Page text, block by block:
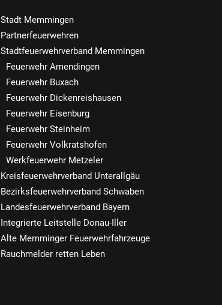
Stadt Memmingen
Partnerfeuerwehren
Stadtfeuerwehrverband Memmingen
Feuerwehr Amendingen
Feuerwehr Buxach
Feuerwehr Dickenreishausen
Feuerwehr Eisenburg
Feuerwehr Steinheim
Feuerwehr Volkratshofen
Werkfeuerwehr Metzeler
Kreisfeuerwehrverband Unterallgäu
Bezirksfeuerwehrverband Schwaben
Landesfeuerwehrverband Bayern
Integrierte Leitstelle Donau-Iller
Alte Memminger Feuerwehrfahrzeuge
Rauchmelder retten Leben